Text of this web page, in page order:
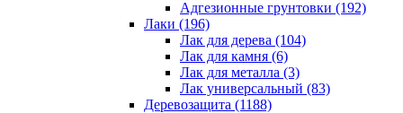
Адгезионные грунтовки (192)
Лаки (196)
Лак для дерева (104)
Лак для камня (6)
Лак для металла (3)
Лак универсальный (83)
Деревозащита (1188)